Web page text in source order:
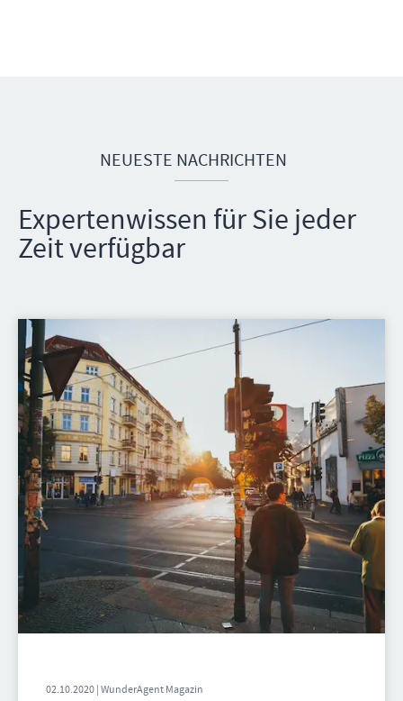
NEUESTE NACHRICHTEN
Expertenwissen für Sie jeder
Zeit verfügbar
02.10.2020 | WunderAgent Magazin